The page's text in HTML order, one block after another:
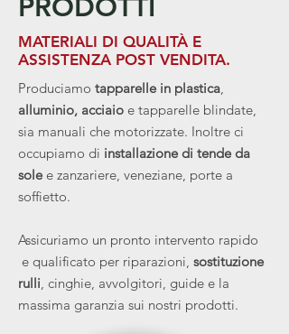
PRODOTTI
MATERIALI DI QUALITÀ E
ASSISTENZA POST VENDITA.
Produciamo tapparelle in plastica,
alluminio, acciaio e tapparelle blindate,
sia manuali che motorizzate. Inoltre ci
occupiamo di installazione di tende da
sole e zanzariere, veneziane, porte a
soffietto.
Assicuriamo un pronto intervento rapido
e qualificato per riparazioni, sostituzione
rulli, cinghie, avvolgitori, guide e la
massima garanzia sui nostri prodotti.